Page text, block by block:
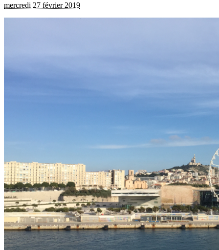
mercredi 27 février 2019